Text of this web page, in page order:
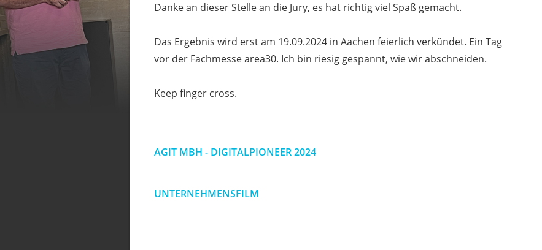
Danke an dieser Stelle an die Jury, es hat richtig viel Spaß gemacht.
Das Ergebnis wird erst am 19.09.2024 in Aachen feierlich verkündet. Ein Tag
vor der Fachmesse area30. Ich bin riesig gespannt, wie wir abschneiden.
Keep finger cross.
AGIT MBH - DIGITALPIONEER 2024
UNTERNEHMENSFILM